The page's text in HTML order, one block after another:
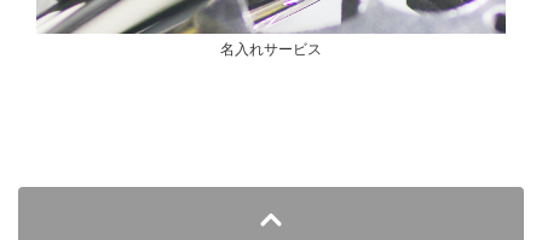
名入れサービス